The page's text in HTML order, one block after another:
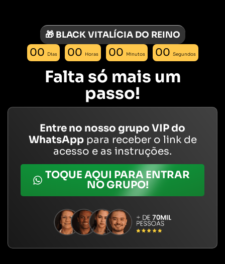
🎁 BLACK VITALÍCIA DO REINO
00 Dias 00 Horas 00 Minutos 00 Segundos
Falta só mais um
passo!
Entre no nosso grupo VIP do
WhatsApppara receber o link de
acesso e as instruções.
TOQUE AQUI PARA ENTRAR
NO GRUPO!